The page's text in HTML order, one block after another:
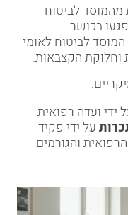
מהמוסד לביטוח
בכושר
לביטוח לאומי
וחלוקת הקצבאות.
ידי ועדה רפואית
על ידי פקיד
והגורמים